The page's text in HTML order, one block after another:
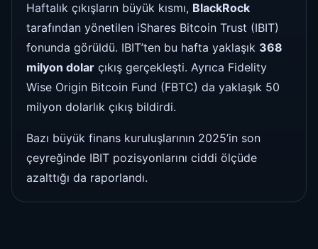
Haftalık çıkışların büyük kısmı, BlackRock
tarafından yönetilen iShares Bitcoin Trust (IBIT)
fonunda görüldü. IBIT’ten bu hafta yaklaşık 368
milyon dolar çıkış gerçekleşti. Ayrıca Fidelity
Wise Origin Bitcoin Fund (FBTC) da yaklaşık 50
milyon dolarlık çıkış bildirdi.
Bazı büyük finans kuruluşlarının 2025’in son
çeyreğinde IBIT pozisyonlarını ciddi ölçüde
azalttığı da raporlandı.